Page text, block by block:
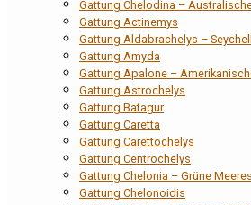
Gattung Chelodina –
Gattung Actinemys
Gattung Aldabrachelys –
Gattung Amyda
Gattung Apalone –
Gattung Astrochelys
Gattung Batagur
Gattung Caretta
Gattung Carettochelys
Gattung Centrochelys
Gattung Chelonia – Grüne
Gattung Chelonoidis